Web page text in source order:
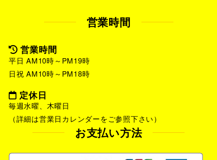
営業時間
営業時間
平日 AM10時～PM19時
日祝 AM10時～PM18時
定休日
毎週水曜、木曜日
（詳細は営業日カレンダーをご参照下さい）
お支払い方法